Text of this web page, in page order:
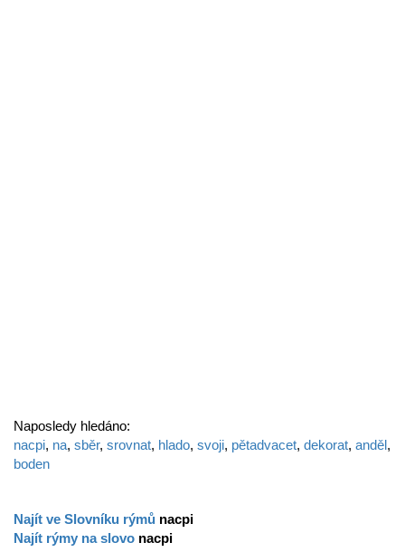
Naposledy hledáno:
nacpi, na, sběr, srovnat, hlado, svoji, pětadvacet, dekorat, anděl,
boden
Najít ve Slovníku rýmů nacpi
Najít rýmy na slovo nacpi